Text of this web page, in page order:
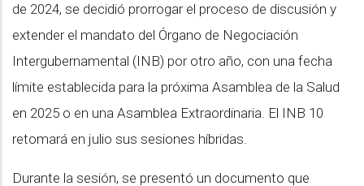
de 2024, se decidió prorrogar el proceso de discusión y
extender el mandato del Órgano de Negociación
Intergubernamental (INB) por otro año, con una fecha
límite establecida para la próxima Asamblea de la Salud
en 2025 o en una Asamblea Extraordinaria. El INB 10
retomará en julio sus sesiones híbridas.
Durante la sesión, se presentó un documento que